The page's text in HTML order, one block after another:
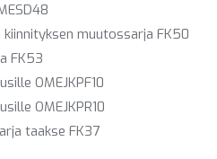
muutossarja FK50
FK53
OMEJKPF10
OMEJKPR10
taakse FK37